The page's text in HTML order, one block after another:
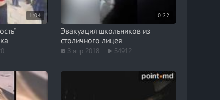
1:04 0:22
Эвакуация школьников из
столичного лицея
3 апр 2018 54912